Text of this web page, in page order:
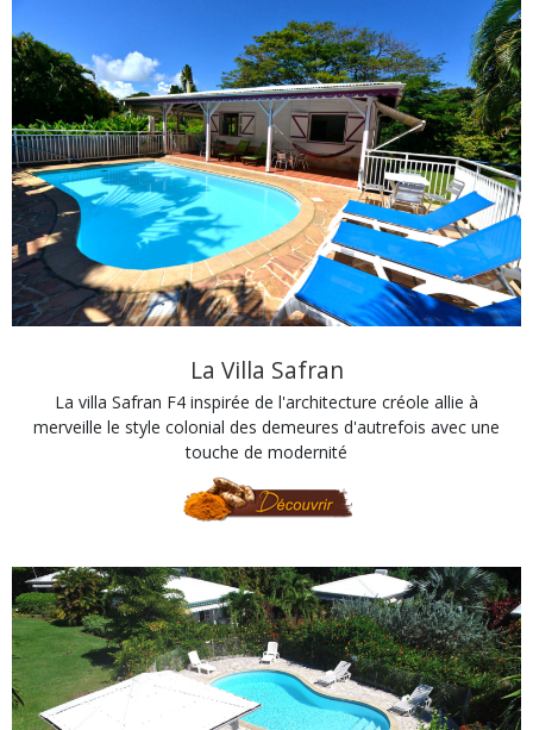
La Villa Safran
La villa Safran F4 inspirée de l'architecture créole allie à
merveille le style colonial des demeures d'autrefois avec une
touche de modernité